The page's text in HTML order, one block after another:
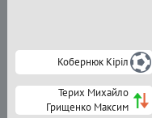
Кобернюк Кіріл
Терих Михайло
Грищенко Максим